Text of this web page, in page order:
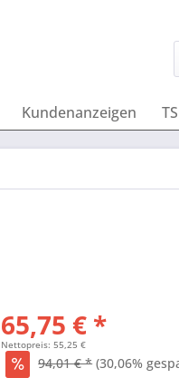
Kundenanzeigen
65,75 € *
Nettopreis: 55,25 €
94,01 € * (30,06%